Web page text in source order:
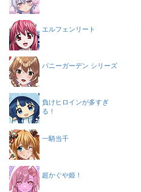
エルフェンリート
バニーガーデン シリーズ
負けヒロインが多すぎ
る！
一騎当千
超かぐや姫！